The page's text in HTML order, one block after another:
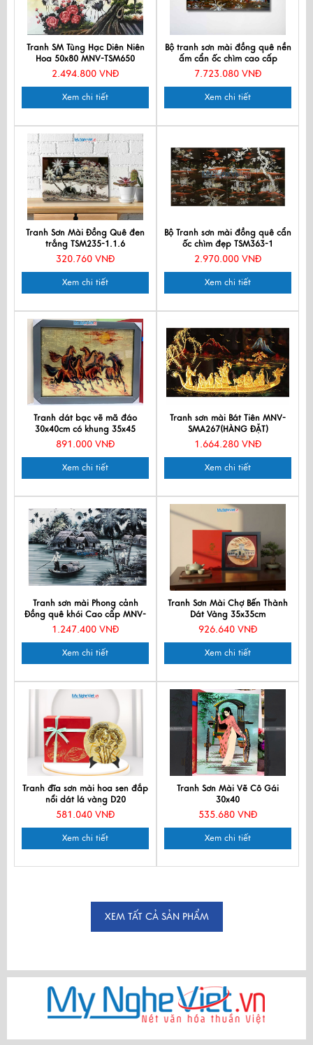
Tranh SM Tùng Hạc Diên Niên
Hoa 50x80 MNV-TSM650
2.494.800 VNĐ
Xem chi tiết
Bộ tranh sơn mài đồng quê nền
ấm cẩn ốc chìm cao cấp
TSM483-1
7.723.080 VNĐ
Xem chi tiết
Tranh Sơn Mài Đồng Quê đen
trắng TSM235-1.1.6
320.760 VNĐ
Xem chi tiết
Bộ Tranh sơn mài đồng quê cẩn
ốc chìm đẹp TSM363-1
2.970.000 VNĐ
Xem chi tiết
Tranh dát bạc vẽ mã đáo
30x40cm có khung 35x45
TSM3545-1.8
891.000 VNĐ
Xem chi tiết
Tranh sơn mài Bát Tiên MNV-
SMA267(HÀNG ĐẶT)
1.664.280 VNĐ
Xem chi tiết
Tranh sơn mài Phong cảnh
Đồng quê khói Cao cấp MNV-
SMMT01-4
1.247.400 VNĐ
Xem chi tiết
Tranh Sơn Mài Chợ Bến Thành
Dát Vàng 35x35cm
MNVTBL005.1
926.640 VNĐ
Xem chi tiết
Tranh đĩa sơn mài hoa sen đắp
nổi dát lá vàng D20
CBTD20SV/1-3
581.040 VNĐ
Xem chi tiết
Tranh Sơn Mài Vẽ Cô Gái
30x40
535.680 VNĐ
Xem chi tiết
XEM TẤT CẢ SẢN PHẨM